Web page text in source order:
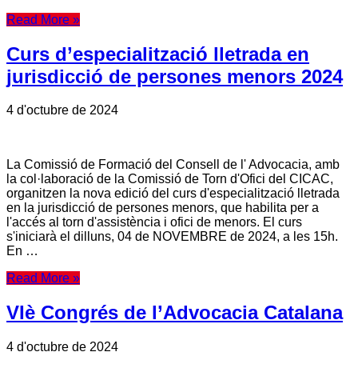
Read More »
Curs d’especialització lletrada en
jurisdicció de persones menors 2024
4 d'octubre de 2024
La Comissió de Formació del Consell de l' Advocacia, amb
la col·laboració de la Comissió de Torn d'Ofici del CICAC,
organitzen la nova edició del curs d'especialització lletrada
en la jurisdicció de persones menors, que habilita per a
l'accés al torn d'assistència i ofici de menors. El curs
s'iniciarà el dilluns, 04 de NOVEMBRE de 2024, a les 15h.
En …
Read More »
VIè Congrés de l’Advocacia Catalana
4 d'octubre de 2024